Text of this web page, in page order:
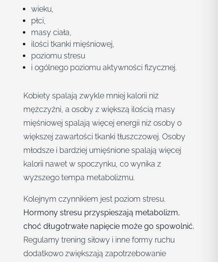
wieku,
płci,
masy ciała,
ilości tkanki mięśniowej,
poziomu stresu
i ogólnego poziomu aktywności fizycznej.
Kobiety spalają zwykle mniej kalorii niż
mężczyźni, a osoby z większą ilością masy
mięśniowej spalają więcej energii niż osoby o
większej zawartości tkanki tłuszczowej. Osoby
młodsze i bardziej umięśnione spalają więcej
kalorii nawet w spoczynku, co wynika z
wyższego tempa metabolizmu.
Kolejnym czynnikiem jest poziom stresu.
Hormony stresu przyspieszają metabolizm,
choć długotrwałe napięcie może go spowolnić.
Regularny trening siłowy i inne formy ruchu
dodatkowo zwiększają zapotrzebowanie